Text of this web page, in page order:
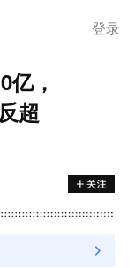
登录
，
超